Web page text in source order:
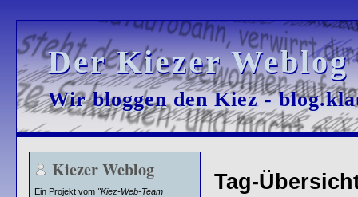
Der Kiezer
Der Kiezer
Wir bloggen den Kiez -
Wir bloggen den Kiez -
Kiezer Weblog
Ein Projekt vom "Kiez-Web-Team
Tag-